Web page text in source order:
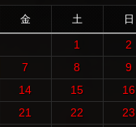
金 土 日
1
2
7 8
9
14 15
16
21 22
23